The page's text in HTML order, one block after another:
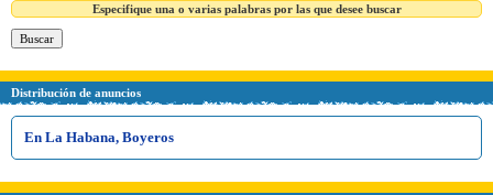
Especifique una o varias palabras por las que desee buscar
Distribución de anuncios
En La Habana, Boyeros